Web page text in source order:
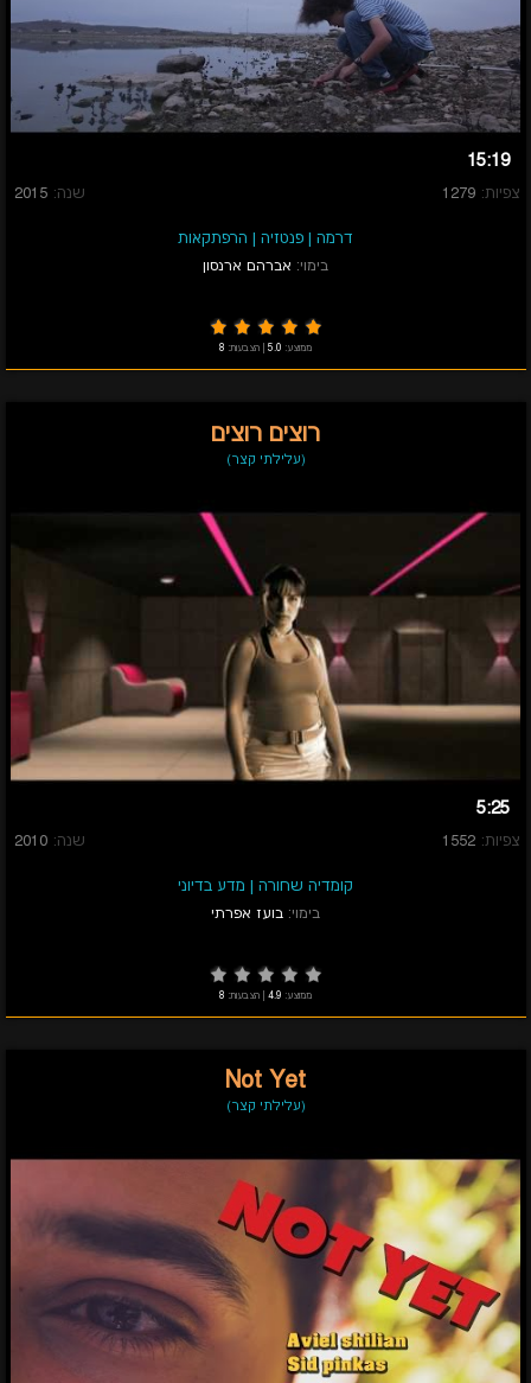
15:19
צפיות: 1279 שנה: 2015
דרמה | פנטזיה | הרפתקאות
בימוי: אברהם ארנסון
ממוצע: 5.0 הצבעות: 8
רוצים רוצים
(עלילתי קצר)
5:25
צפיות: 1552 שנה: 2010
קומדיה שחורה | מדע בדיוני
בימוי: בועז אפרתי
ממוצע: 4.9 הצבעות: 8
Not Yet
(עלילתי קצר)